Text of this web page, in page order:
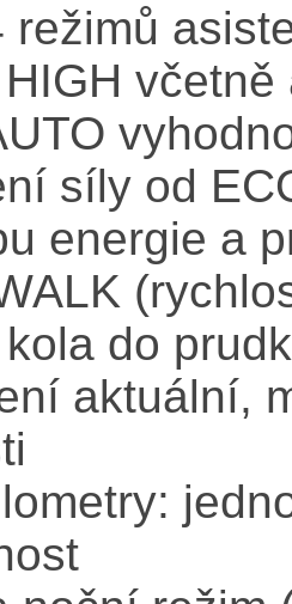
režimů
síly od
energie a
do
aktuální,